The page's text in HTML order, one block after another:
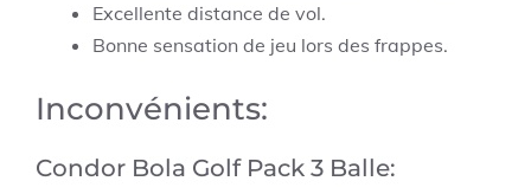
Excellente distance de vol.
Bonne sensation de jeu lors des frappes.
Inconvénients:
Condor Bola Golf Pack 3 Balle: